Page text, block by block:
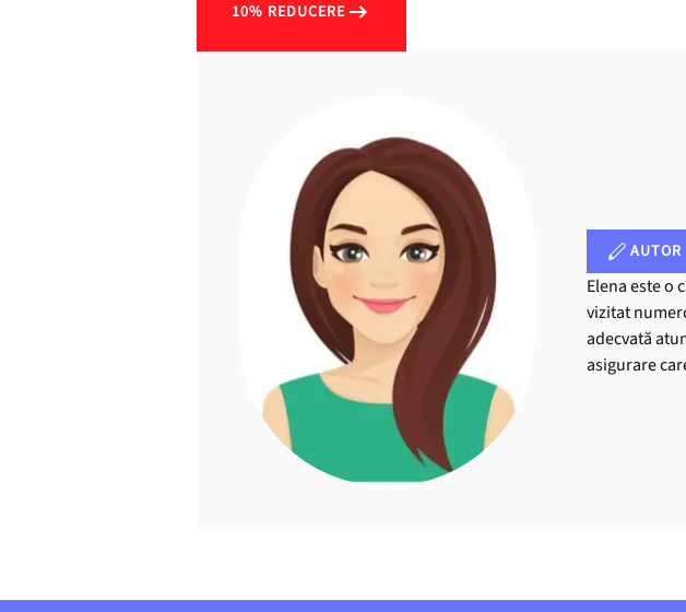
10% REDUCERE
AUTOR
Elena este o
vizitat
adecvată
asigurare